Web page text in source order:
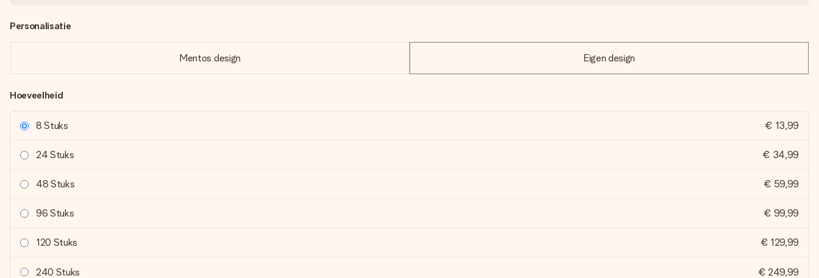
Personalisatie
Mentos design Eigen design
Hoeveelheid
8 Stuks € 13,99
24 Stuks € 34,99
48 Stuks € 59,99
96 Stuks € 99,99
120 Stuks € 129,99
240 Stuks € 249,99